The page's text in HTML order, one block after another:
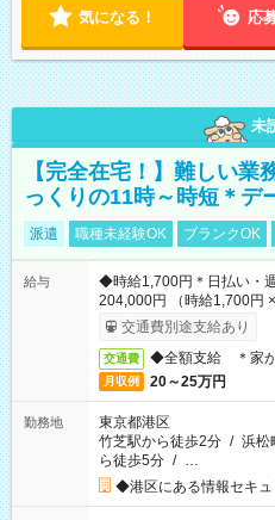
気になる！ 応
未
【完全在宅！】難しい業
っくりの11時～時短＊デ
派遣 職種未経験OK ブランクOK
給与
◆時給1,700円＊日払い・
204,000円 （時給1,700円
交通費別途支給あり
交通費 ◆全額支給 ＊家が
月収例 20～25万円
勤務地
東京都港区
竹芝駅から徒歩2分 / 浜松
ら徒歩5分 / …
◆港区にある情報セキュ